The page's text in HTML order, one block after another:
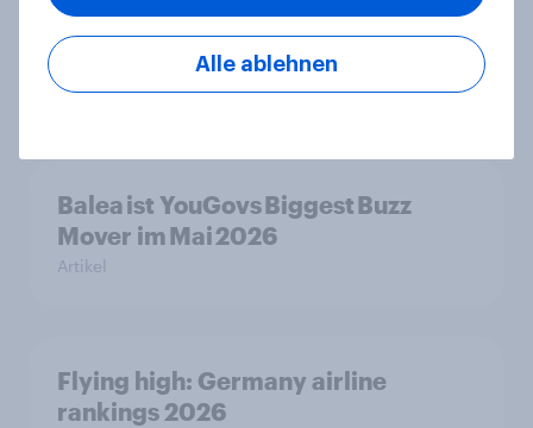
Beste Familien-Marken 2026
Report
Balea ist YouGovs Biggest Buzz
Mover im Mai 2026
Artikel
Flying high: Germany airline
rankings 2026
Alle ablehnen